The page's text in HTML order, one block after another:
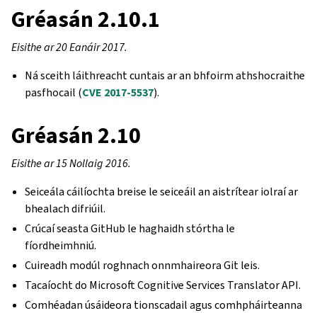
Gréasán 2.10.1
Eisithe ar 20 Eanáir 2017.
Ná sceith láithreacht cuntais ar an bhfoirm athshocraithe
pasfhocail (CVE 2017-5537).
Gréasán 2.10
Eisithe ar 15 Nollaig 2016.
Seiceála cáilíochta breise le seiceáil an aistrítear iolraí ar
bhealach difriúil.
Crúcaí seasta GitHub le haghaidh stórtha le
fíordheimhniú.
Cuireadh modúl roghnach onnmhaireora Git leis.
Tacaíocht do Microsoft Cognitive Services Translator API.
Comhéadan úsáideora tionscadail agus comhpháirteanna